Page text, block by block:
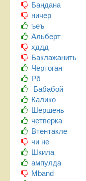
Бандана
ничер
ъеъ
Альберт
хддд
Баклажанить
Чертоган
Рб
Бабабой
Калико
Шершень
четверка
Втентакле
чи не
Шкила
ампулда
Mband